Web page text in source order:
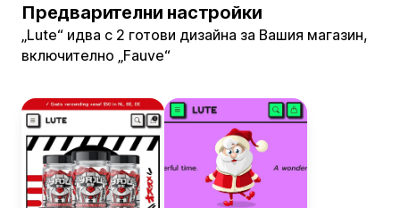
Предварителни настройки
„Lute“ идва с 2 готови дизайна за Вашия магазин,
включително „Fauve“